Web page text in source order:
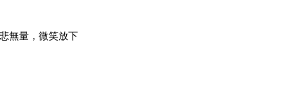
無量，微笑放下